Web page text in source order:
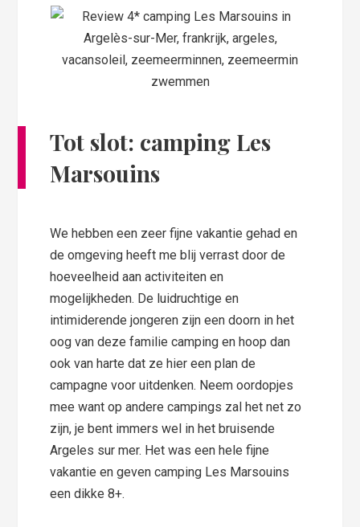
Tot slot: camping Les
Marsouins
We hebben een zeer fijne vakantie gehad en
de omgeving heeft me blij verrast door de
hoeveelheid aan activiteiten en
mogelijkheden. De luidruchtige en
intimiderende jongeren zijn een doorn in het
oog van deze familie camping en hoop dan
ook van harte dat ze hier een plan de
campagne voor uitdenken. Neem oordopjes
mee want op andere campings zal het net zo
zijn, je bent immers wel in het bruisende
Argeles sur mer. Het was een hele fijne
vakantie en geven camping Les Marsouins
een dikke 8+.